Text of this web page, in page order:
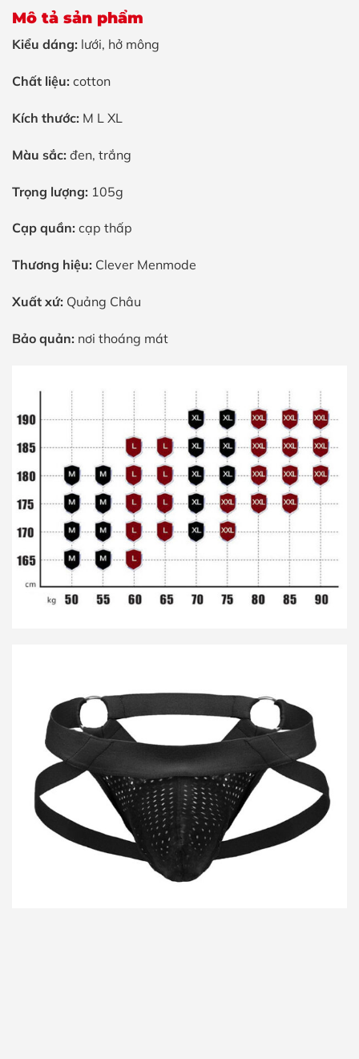
Mô tả sản phẩm
Kiểu dáng: lưới, hở mông
Chất liệu: cotton
Kích thước: M L XL
Màu sắc: đen, trắng
Trọng lượng: 105g
Cạp quần: cạp thấp
Thương hiệu: Clever Menmode
Xuất xứ: Quảng Châu
Bảo quản: nơi thoáng mát